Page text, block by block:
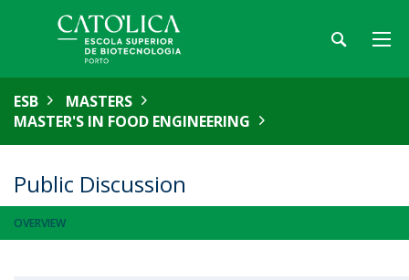
ESB
MASTERS
MASTER'S IN FOOD ENGINEERING
Public Discussion
OVERVIEW